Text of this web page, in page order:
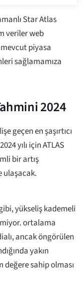
Star Atlas
veriler web
piyasa
sağlamamıza
2024
geçen en şaşırtıcı
yılı için ATLAS
bir artış
ulaşacak.
yükseliş kademeli
ortalama
ancak öngörülen
yakın
değere sahip olması